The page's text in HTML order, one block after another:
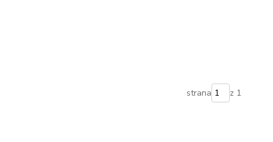
strana z 1